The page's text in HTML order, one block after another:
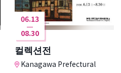
06.13
08.30
컬렉션전
Kanagawa Prefectural